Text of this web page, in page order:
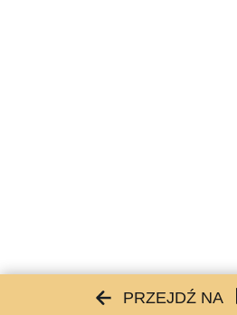
PRZEJDŹ NA